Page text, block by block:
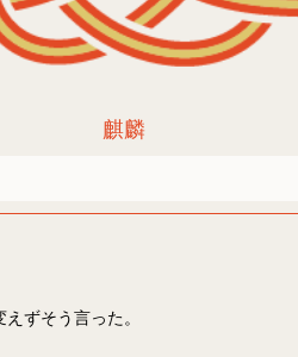
麒麟
ずそう言った。